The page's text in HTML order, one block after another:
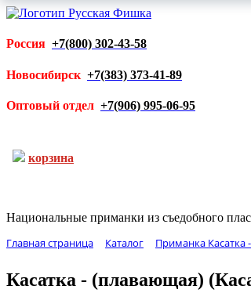
Россия +7(800) 302-43-58
Новосибирск +7(383) 373-41-89
Оптовый отдел +7(906) 995-06-95
корзина
Национальные приманки из съедобного
Главная страница Каталог Приманка
Касатка - (плавающая)